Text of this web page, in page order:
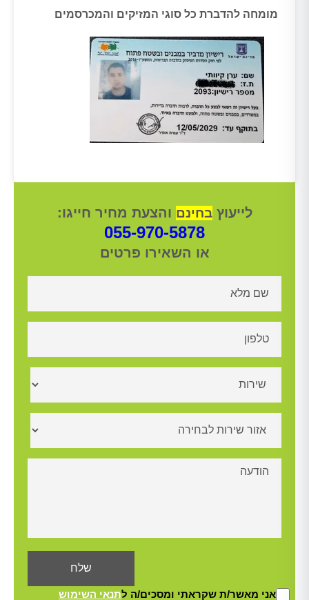
מומחה להדברת כל סוגי המזיקים והמכרסמים
לייעוץבחינם והצעת מחיר חייגו:
055-970-5878
או השאירו פרטים
אני מאשר/ת שקראתי ומסכים/ה לתנאי השימוש